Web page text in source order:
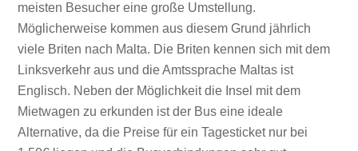
meisten Besucher eine große Umstellung.
Möglicherweise kommen aus diesem Grund jährlich
viele Briten nach Malta. Die Briten kennen sich mit dem
Linksverkehr aus und die Amtssprache Maltas ist
Englisch. Neben der Möglichkeit die Insel mit dem
Mietwagen zu erkunden ist der Bus eine ideale
Alternative, da die Preise für ein Tagesticket nur bei